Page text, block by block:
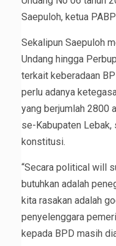
Saepuloh, ketua
Sekalipun Saepuloh
Undang hingga
terkait keberadaan
perlu adanya
yang berjumlah 2800
se-Kabupaten Lebak,
konstitusi.
“Secara political will
butuhkan adalah
kita rasakan adalah
penyelenggara
kepada BPD masih